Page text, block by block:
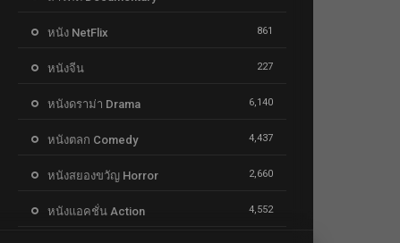
หนัง NetFlix 861
หนังจีน 227
หนังดราม่า Drama 6,140
หนังตลก Comedy 4,437
หนังสยองขวัญ Horror 2,660
หนังแอคชั่น Action 4,552